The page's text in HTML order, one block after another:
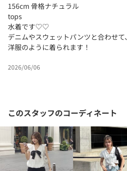
156cm 骨格ナチュラル
tops
水着です♡♡
デニムやスウェットパンツと合わせて、
洋服のように着られます！
2026/06/06
このスタッフのコーディネート